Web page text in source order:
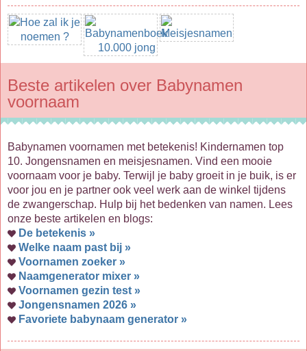
Beste artikelen over Babynamen
voornaam
Babynamen voornamen met betekenis! Kindernamen top
10. Jongensnamen en meisjesnamen. Vind een mooie
voornaam voor je baby. Terwijl je baby groeit in je buik, is er
voor jou en je partner ook veel werk aan de winkel tijdens
de zwangerschap. Hulp bij het bedenken van namen. Lees
onze beste artikelen en blogs:
De betekenis »
Welke naam past bij »
Voornamen zoeker »
Naamgenerator mixer »
Voornamen gezin test »
Jongensnamen 2026 »
Favoriete babynaam generator »